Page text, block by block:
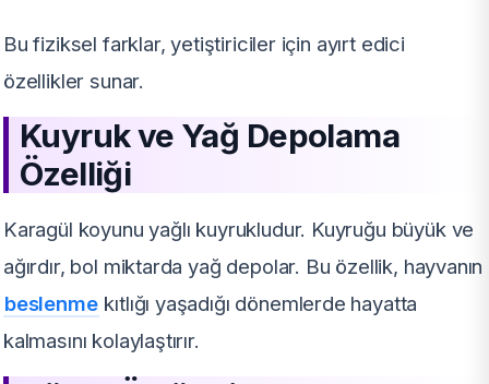
Bu fiziksel farklar, yetiştiriciler için ayırt edici
özellikler sunar.
Kuyruk ve Yağ Depolama
Özelliği
Karagül koyunu yağlı kuyrukludur. Kuyruğu büyük ve
ağırdır, bol miktarda yağ depolar. Bu özellik, hayvanın
beslenme kıtlığı yaşadığı dönemlerde hayatta
kalmasını kolaylaştırır.